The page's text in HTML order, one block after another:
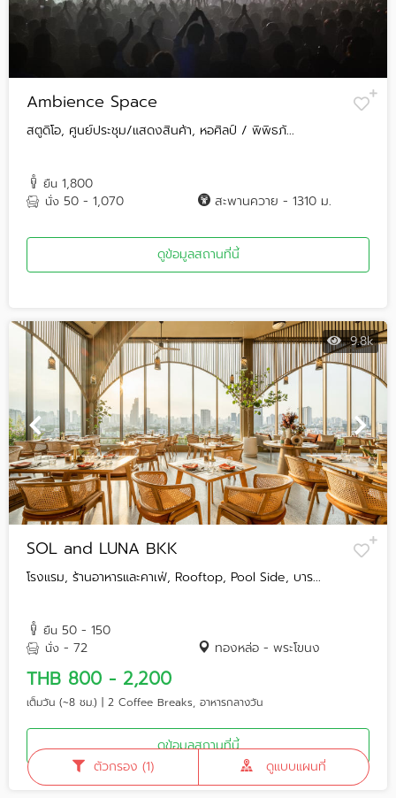
ตัวกรอง (1) ดูแบบแผนที่
Ambience Space
สตูดิโอ, ศูนย์ประชุม/แสดงสินค้า, หอศิลป์ / พิพิธภั...
ยืน 1,800
นั่ง 50 - 1,070 สะพานควาย - 1310 ม.
ดูข้อมูลสถานที่นี้
9.8k
SOL and LUNA BKK
โรงแรม, ร้านอาหารและคาเฟ่, Rooftop, Pool Side, บาร...
ยืน 50 - 150
นั่ง - 72 ทองหล่อ - พระโขนง
THB 800 - 2,200
เต็มวัน (~8 ชม.) | 2 Coffee Breaks, อาหารกลางวัน
ดูข้อมูลสถานที่นี้